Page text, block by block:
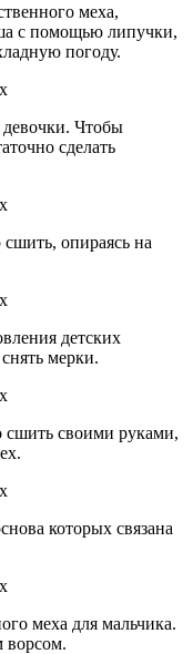
меха,
с помощью липучки,
погоду.
Чтобы
сделать
опираясь на
детских
мерки.
своими руками,
которых связана
меха для мальчика.
ворсом.